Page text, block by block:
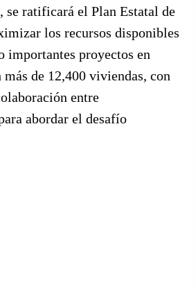
se ratificará el Plan Estatal de
los recursos disponibles
importantes proyectos en
de 12,400 viviendas, con
entre
abordar el desafío